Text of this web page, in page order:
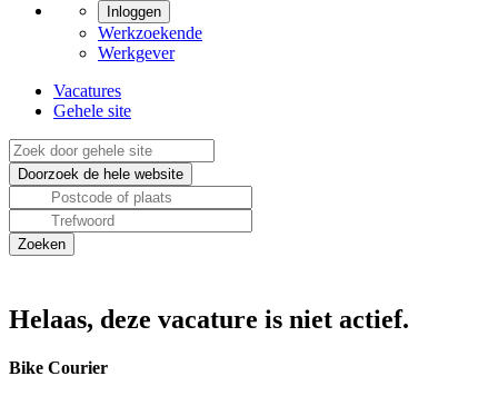
Inloggen
Werkzoekende
Werkgever
Vacatures
Gehele site
Helaas, deze vacature is niet actief.
Bike Courier